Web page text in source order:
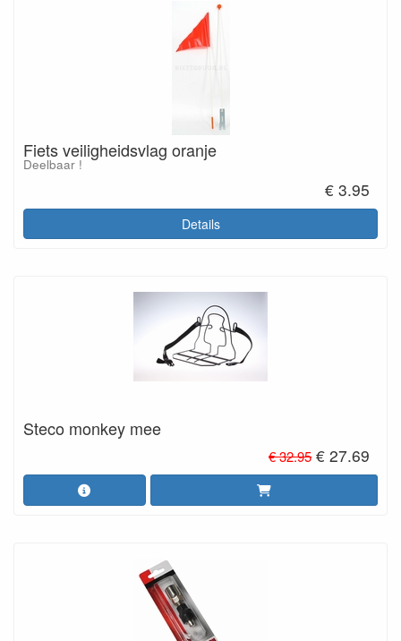
Fiets veiligheidsvlag oranje
Deelbaar !
€ 3.95
Details
Steco monkey mee
€ 32.95 € 27.69